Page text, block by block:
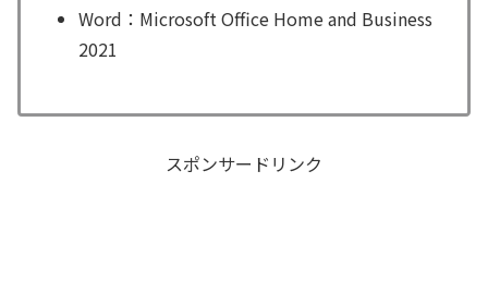
Word：Microsoft Office Home and Business
2021
スポンサードリンク